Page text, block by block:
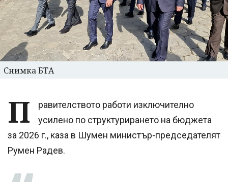
Снимка БТА
П
равителството работи изключително
усилено по структурирането на бюджета
за 2026 г., каза в Шумен министър-председателят
Румен Радев.